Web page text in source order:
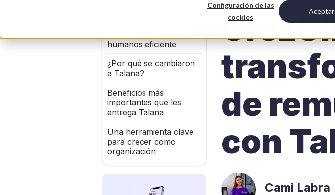
Configuración de las
cookies
Aceptar
humanos eficiente
¿Por qué se cambiaron
a Talana?
Beneficios más
importantes que les
entrega Talana
Una herramienta clave
para crecer como
organización
de
con
Cami Labra